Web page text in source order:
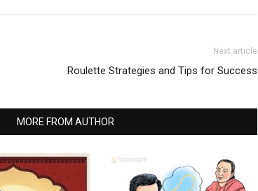
Next article
Roulette Strategies and Tips for Success
MORE FROM AUTHOR